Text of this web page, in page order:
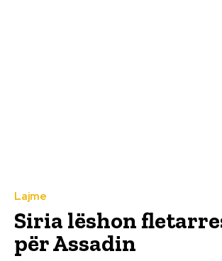
Lajme
Siria lëshon
për Assadin